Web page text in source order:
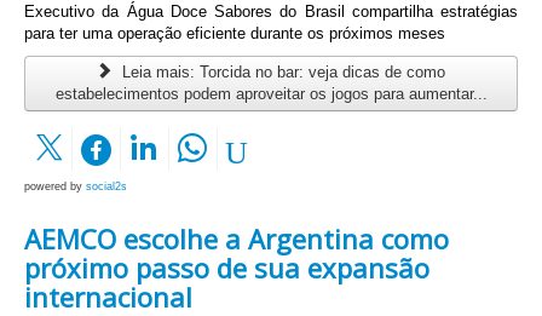
Executivo da Água Doce Sabores do Brasil compartilha estratégias
para ter uma operação eficiente durante os próximos meses
Leia mais: Torcida no bar: veja dicas de como
estabelecimentos podem aproveitar os jogos para aumentar...
powered by social2s
AEMCO escolhe a Argentina como
próximo passo de sua expansão
internacional